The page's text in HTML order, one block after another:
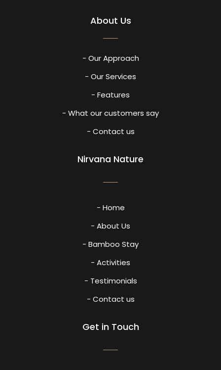
About Us
- Our Approach
- Our Services
- Features
- What our customers say
- Contact us
Nirvana Nature
- Home
- About Us
- Bamboo Stay
- Activities
- Testimonials
- Contact us
Get in Touch